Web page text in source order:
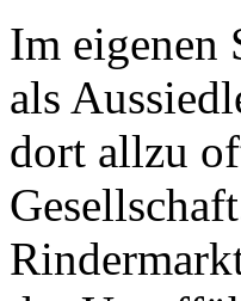
Im eigenen
als
dort allzu